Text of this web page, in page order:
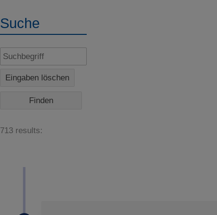
Suche
Eingaben löschen
713 results: